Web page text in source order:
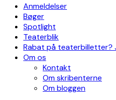
Anmeldelser
Bøger
Spotlight
Teaterblik
Rabat på teaterbilletter?
Om os
Kontakt
Om skribenterne
Om bloggen